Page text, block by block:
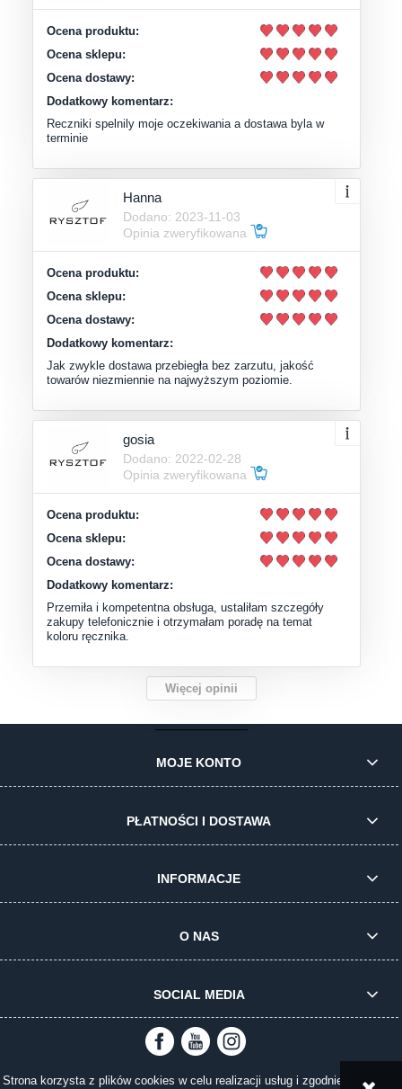
Strona korzysta z plików cookies w celu realizacji usług i zgodnie z
Ocena produktu:
Ocena sklepu:
Ocena dostawy:
Dodatkowy komentarz:
Reczniki spelnily moje oczekiwania a dostawa byla w
terminie
Hanna
Dodano: 2023-11-03
Opinia zweryfikowana
Ocena produktu:
Ocena sklepu:
Ocena dostawy:
Dodatkowy komentarz:
Jak zwykle dostawa przebiegła bez zarzutu, jakość
towarów niezmiennie na najwyższym poziomie.
gosia
Dodano: 2022-02-28
Opinia zweryfikowana
Ocena produktu:
Ocena sklepu:
Ocena dostawy:
Dodatkowy komentarz:
Przemiła i kompetentna obsługa, ustaliłam szczegóły
zakupy telefonicznie i otrzymałam poradę na temat
koloru ręcznika.
Więcej opinii
MOJE KONTO
PŁATNOŚCI I DOSTAWA
INFORMACJE
O NAS
SOCIAL MEDIA